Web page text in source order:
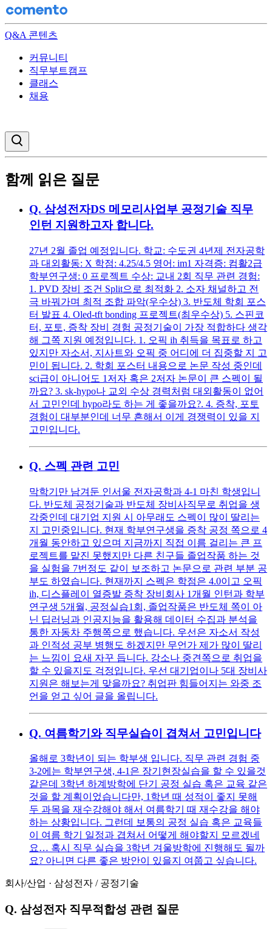
Q&A 콘텐츠
커뮤니티
직무부트캠프
클래스
채용
함께 읽은 질문
Q. 삼성전자DS 메모리사업부 공정기술 직무
인턴 지원하고자 합니다.
27년 2월 졸업 예정입니다. 학교: 수도권 4년제 전자공학
과 대외활동: X 학점: 4.25/4.5 영어: im1 자격증: 컴활2급
학부연구생: 0 프로젝트 수상: 교내 2회 직무 관련 경험:
1. PVD 장비 조건 Split으로 최적화 2. 소자 채널하고 전
극 바꿔가며 최적 조합 파악(우수상) 3. 반도체 학회 포스
터 발표 4. Oled-tft bonding 프로젝트(최우수상) 5. 스핀코
터, 포토, 증착 장비 경험 공정기술이 가장 적합하다 생각
해 그쪽 지원 예정입니다. 1. 오픽 ih 취득을 목표로 하고
있지만 자소서, 지사트와 오픽 중 어디에 더 집중할 지 고
민이 됩니다. 2. 학회 포스터 내용으로 논문 작성 중인데
sci급이 아니어도 1저자 혹은 2저자 논문이 큰 스펙이 될
까요? 3. sk-hypo나 교외 수상 경력처럼 대외활동이 없어
서 고민인데 hypo라도 하는 게 좋을까요?. 4. 증착, 포토
경험이 대부분인데 너무 흔해서 이게 경쟁력이 있을 지
고민입니다.
Q. 스펙 관련 고민
막학기만 남겨둔 인서울 전자공학과 4-1 마친 학생입니
다. 반도체 공정기술과 반도체 장비사직무로 취업을 생
각중인데 대기업 지원 시 아무래도 스펙이 많이 딸리는
지 고민중입니다. 현재 학부연구생을 증착 공정 쪽으로 4
개월 동안하고 있으며 지금까지 직접 이름 걸리는 큰 프
로젝트를 맡진 못했지만 다른 친구들 졸업작품 하는 것
을 실험을 7번정도 같이 보조하고 논문으로 관련 부분 공
부도 하였습니다. 현재까지 스펙은 학점은 4.0이고 오픽
ih, 디스플레이 열증발 증착 장비회사 1개월 인턴과 학부
연구생 5개월, 공정실습1회, 졸업작품은 반도체 쪽이 아
닌 딥러닝과 인공지능을 활용해 데이터 수집과 분석을
통한 자동차 주행쪽으로 했습니다. 우선은 자소서 작성
과 인적성 공부 병행도 하겠지만 무언가 제가 많이 딸리
는 느낌이 요새 자꾸 듭니다. 강소나 중견쪽으로 취업을
할 수 있을지도 걱정입니다. 우선 대기업이나 5대 장비사
지원은 해보는게 맞을까요? 취업판 힘들어지는 와중 조
언을 얻고 싶어 글을 올립니다.
Q. 여름학기와 직무실습이 겹쳐서 고민입니다
올해로 3학년이 되는 학부생 입니다. 직무 관련 경험 중
3-2에는 학부연구생, 4-1은 장기현장실습을 할 수 있을것
같은데 3학년 하계방학에 단기 공정 실습 혹은 교육 같은
것을 할 계획이었습니다만, 1학년 때 성적이 좋지 못해
두 과목을 재수강해야 해서 여름학기 때 재수강을 해야
하는 상황입니다. 그런데 보통의 공정 실습 혹은 교육들
이 여름 학기 일정과 겹쳐서 어떻게 해야할지 모르겠네
요… 혹시 직무 실습을 3학년 겨울방학에 진행해도 될까
요? 아니면 다른 좋은 방안이 있을지 여쭙고 싶습니다.
회사/산업 · 삼성전자 / 공정기술
Q. 삼성전자 직무적합성 관련 질문